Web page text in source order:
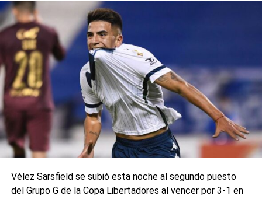
Vélez Sarsfield se subió esta noche al segundo puesto
del Grupo G de la Copa Libertadores al vencer por 3-1 en